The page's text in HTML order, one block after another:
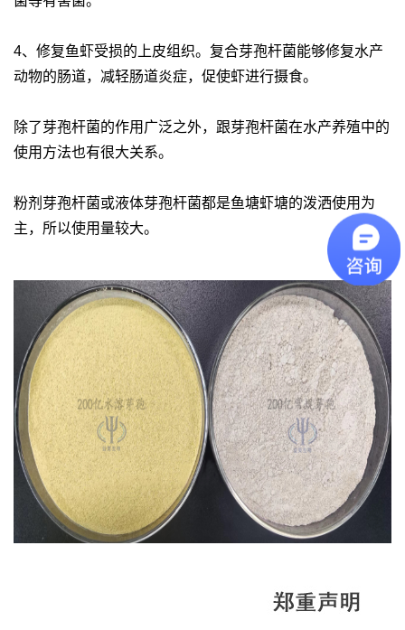
4、修复鱼虾受损的上皮组织。复合芽孢杆菌能够修复水产
动物的肠道，减轻肠道炎症，促使虾进行摄食。
除了芽孢杆菌的作用广泛之外，跟芽孢杆菌在水产养殖中的
使用方法也有很大关系。
粉剂芽孢杆菌或液体芽孢杆菌都是鱼塘虾塘的泼洒使用为
主，所以使用量较大。